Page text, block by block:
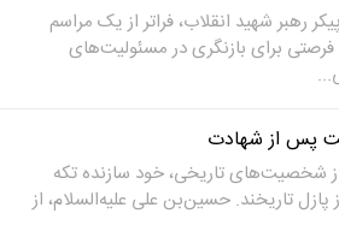
رهبر شهید انقلاب، فراتر از یک مراسم
فرصتی برای بازنگری در مسئولیت‌های
پس از شهادت
شخصیت‌های تاریخی، خود سازنده تکه
پازل تاریخند. حسین‌بن علی علیه‌السلام، از